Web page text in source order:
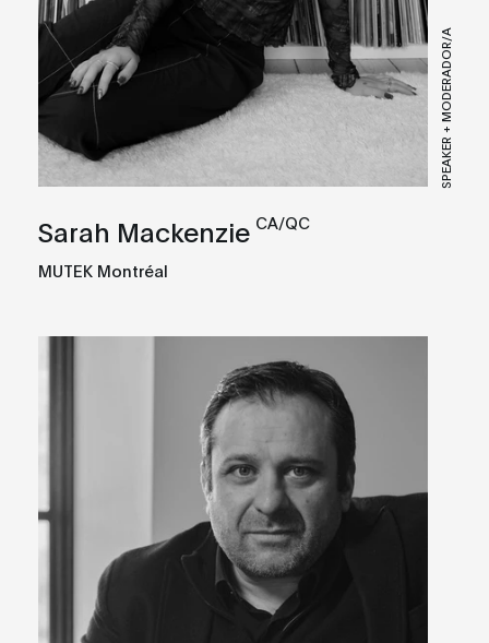
SPEAKER + MODERADOR/A
Sarah Mackenzie CA/QC
MUTEK Montréal